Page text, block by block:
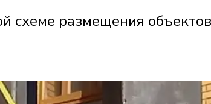
схеме размещения